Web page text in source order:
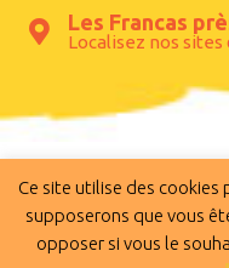
Les Francas
Localisez nos sites
Ce site utilise des
supposerons que vous
opposer si vous le
Les Francas du
-
Copyright © 2020 Les